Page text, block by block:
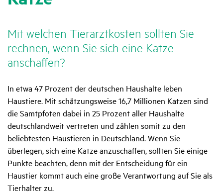
Mit welchen Tier­arzt­kosten sollten Sie
rechnen, wenn Sie sich eine Katze
anschaffen?
In etwa 47 Prozent der deutschen Haushalte leben
Haustiere. Mit schätzungsweise 16,7 Millionen Katzen sind
die Samtpfoten dabei in 25 Prozent aller Haushalte
deutschlandweit vertreten und zählen somit zu den
beliebtesten Haustieren in Deutschland. Wenn Sie
überlegen, sich eine Katze anzuschaffen, sollten Sie einige
Punkte beachten, denn mit der Entscheidung für ein
Haustier kommt auch eine große Verantwortung auf Sie als
Tierhalter zu.